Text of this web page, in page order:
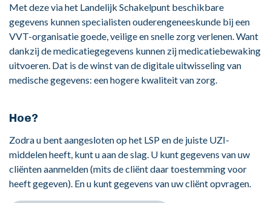
Met deze via het Landelijk Schakelpunt beschikbare
gegevens kunnen specialisten ouderengeneeskunde bij een
VVT-organisatie goede, veilige en snelle zorg verlenen. Want
dankzij de medicatiegegevens kunnen zij medicatiebewaking
uitvoeren. Dat is de winst van de digitale uitwisseling van
medische gegevens: een hogere kwaliteit van zorg.
Hoe?
Zodra u bent aangesloten op het LSP en de juiste UZI-
middelen heeft, kunt u aan de slag. U kunt gegevens van uw
cliënten aanmelden (mits de cliënt daar toestemming voor
heeft gegeven). En u kunt gegevens van uw cliënt opvragen.